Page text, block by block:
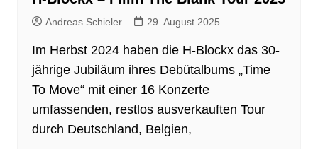
Andreas Schieler 29. August 2025
Im Herbst 2024 haben die H-Blockx das 30-
jährige Jubiläum ihres Debütalbums „Time
To Move“ mit einer 16 Konzerte
umfassenden, restlos ausverkauften Tour
durch Deutschland, Belgien,